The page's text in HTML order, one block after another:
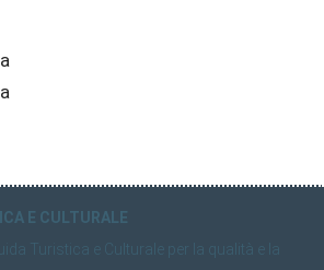
E CULTURALE
Turistica e Culturale per la qualità e la